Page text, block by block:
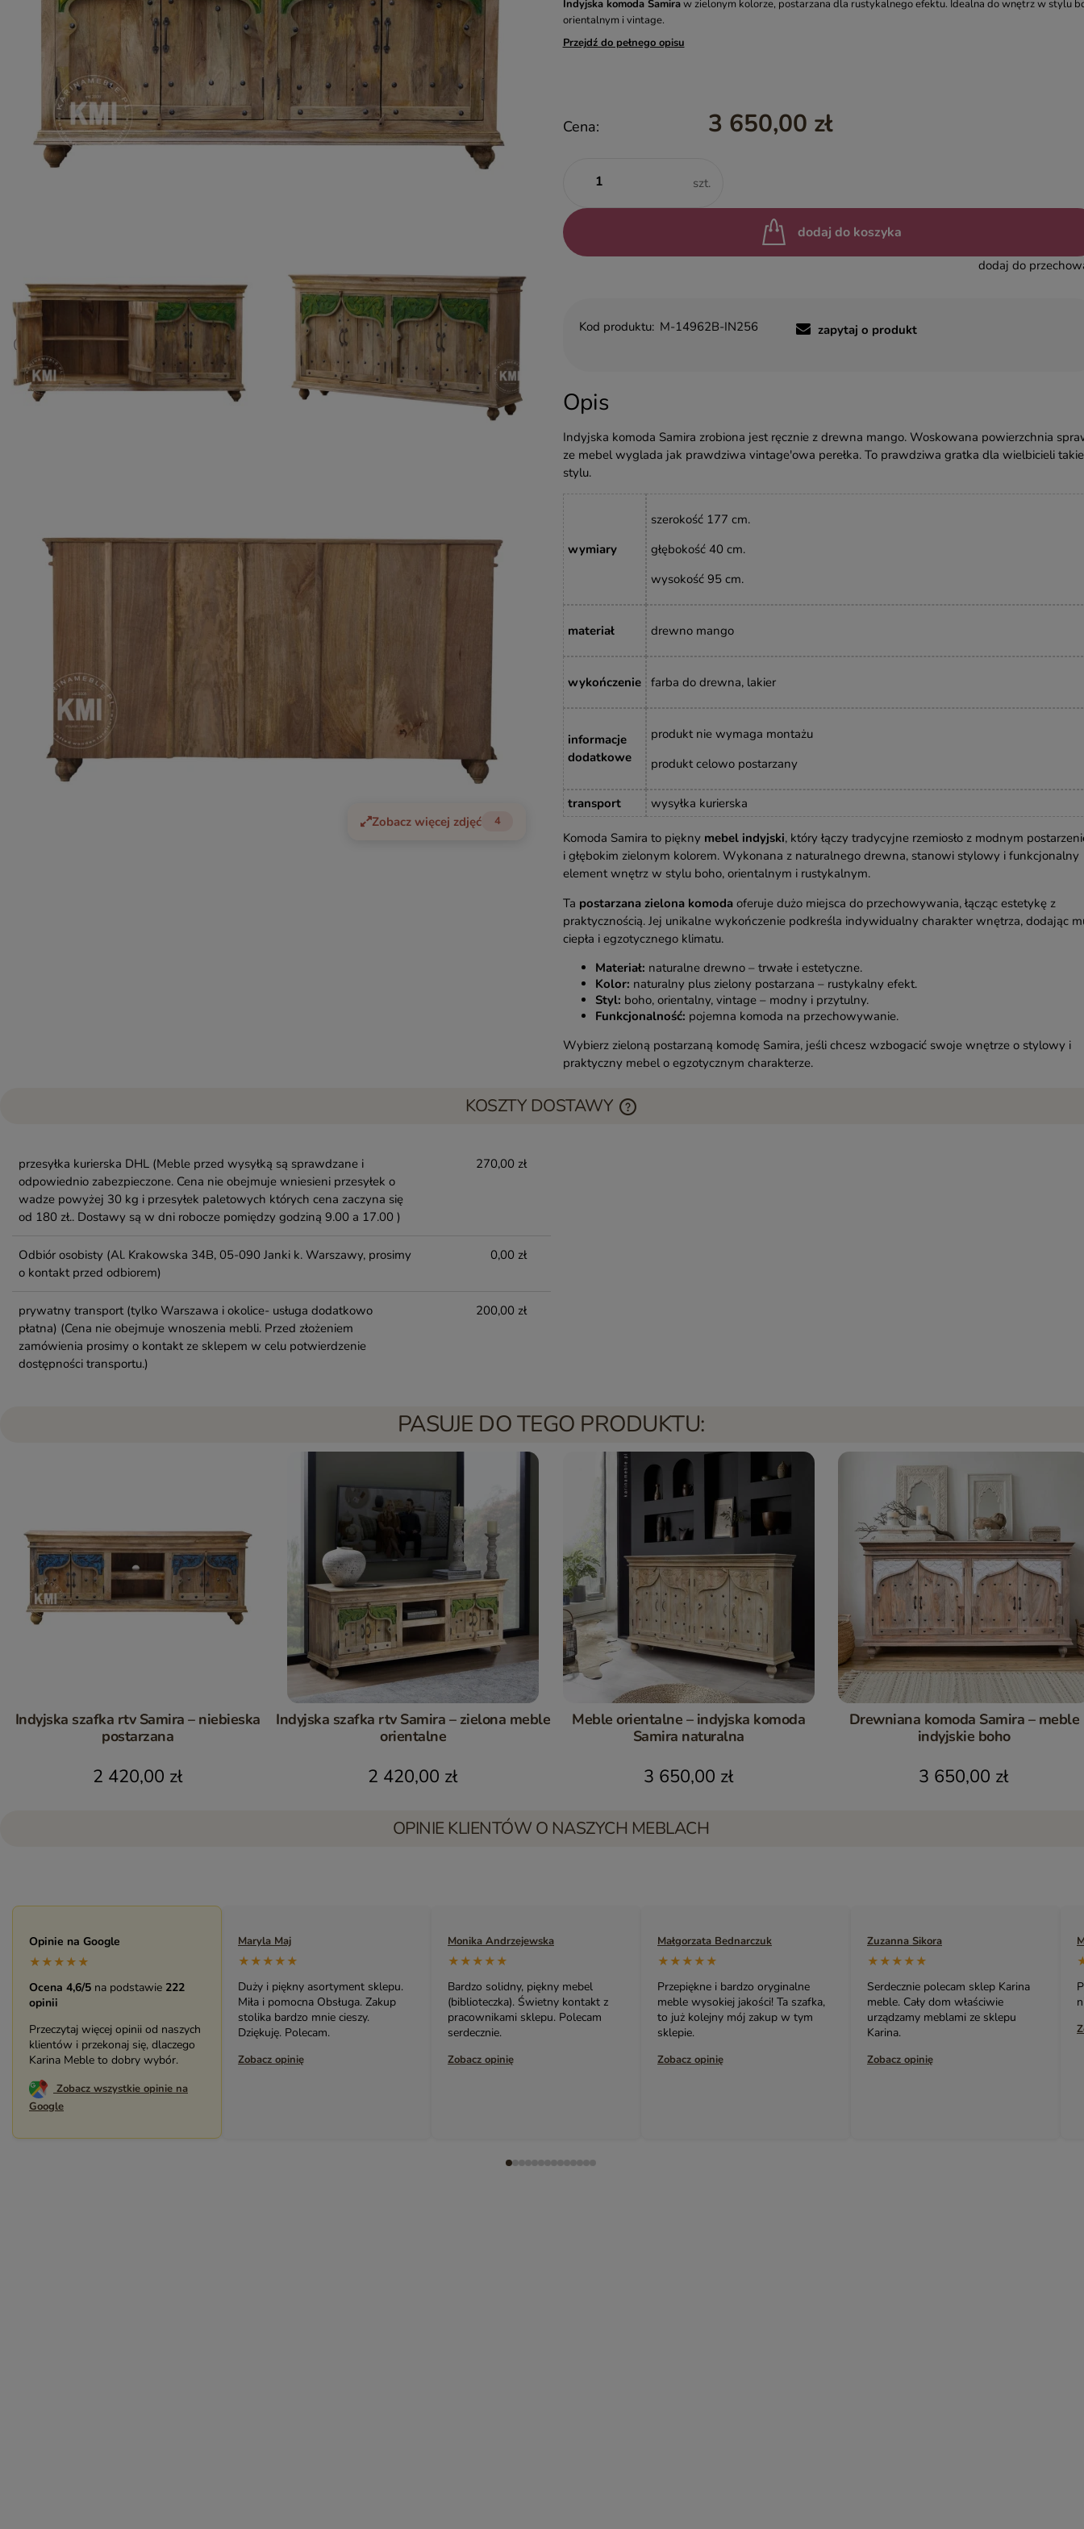
ROMA – MEBLE LOFTOWE MANGO I METAL
WESTPORT – LOFTOWE MEBLE VINTAGE
RIVERSIDE – POSTARZONE MEBLE LOFTOWE DREWNIANE
MILO – NOWOCZESNE MEBLE INDYJSKIE Z DREWNA MANGO
Zobacz więcej zdjęć 4
Indyjska komoda Samiraw zielonym kolorze, postarzana dla rustykalnego efektu. Idealna do wnętrz w stylu
orientalnym i vintage.
Przejdź do pełnego opisu
Cena: 3 650,00 zł
szt.
dodaj do koszyka
dodaj do
Kod produktu: M-14962B-IN256 zapytaj o produkt
Opis
Indyjska komoda Samira zrobiona jest ręcznie z drewna mango. Woskowana powierzchnia
ze mebel wyglada jak prawdziwa vintage'owa perełka. To prawdziwa gratka dla wielbicieli
stylu.
wymiary
szerokość 177 cm.
głębokość 40 cm.
wysokość 95 cm.
materiał drewno mango
wykończenie farba do drewna, lakier
informacje
dodatkowe
produkt nie wymaga montażu
produkt celowo postarzany
transport wysyłka kurierska
Komoda Samira to piękny mebel indyjski, który łączy tradycyjne rzemiosło z modnym
i głębokim zielonym kolorem. Wykonana z naturalnego drewna, stanowi stylowy i funkcjonalny
element wnętrz w stylu boho, orientalnym i rustykalnym.
Ta postarzana zielona komodaoferuje dużo miejsca do przechowywania, łącząc estetykę z
praktycznością. Jej unikalne wykończenie podkreśla indywidualny charakter wnętrza, dodając
ciepła i egzotycznego klimatu.
Materiał: naturalne drewno – trwałe i estetyczne.
Kolor: naturalny plus zielony postarzana – rustykalny efekt.
Styl: boho, orientalny, vintage – modny i przytulny.
Funkcjonalność: pojemna komoda na przechowywanie.
Wybierz zieloną postarzaną komodę Samira, jeśli chcesz wzbogacić swoje wnętrze o stylowy i
praktyczny mebel o egzotycznym charakterze.
KOSZTY DOSTAWY
przesyłka kurierska DHL(Meble przed wysyłką są sprawdzane i
odpowiednio zabezpieczone. Cena nie obejmuje wniesieni przesyłek o
wadze powyżej 30 kg i przesyłek paletowych których cena zaczyna się
od 180 zł.. Dostawy są w dni robocze pomiędzy godziną 9.00 a 17.00 )
270,00 zł
Odbiór osobisty(Al. Krakowska 34B, 05-090 Janki k. Warszawy, prosimy
o kontakt przed odbiorem)
0,00 zł
prywatny transport (tylko Warszawa i okolice- usługa dodatkowo
płatna) (Cena nie obejmuje wnoszenia mebli. Przed złożeniem
zamówienia prosimy o kontakt ze sklepem w celu potwierdzenie
dostępności transportu.)
200,00 zł
PASUJE DO TEGO PRODUKTU:
Indyjska szafka rtv Samira – niebieska
postarzana
2 420,00 zł
Indyjska szafka rtv Samira – zielona meble
orientalne
2 420,00 zł
Meble orientalne – indyjska komoda
Samira naturalna
3 650,00 zł
Drewniana komoda Samira – meble
indyjskie boho
3 650,00 zł
OPINIE KLIENTÓW O NASZYCH MEBLACH
Opinie na Google
★★★★★
Ocena 4,6/5 na podstawie 222
opinii
Przeczytaj więcej opinii od naszych
klientów i przekonaj się, dlaczego
Karina Meble to dobry wybór.
Zobacz wszystkie opinie na
Google
Maryla Maj
★★★★★
Duży i piękny asortyment sklepu.
Miła i pomocna Obsługa. Zakup
Dziękuję. Polecam.
Zobacz opinię
Monika Andrzejewska
★★★★★
Bardzo solidny, piękny mebel
(biblioteczka). Świetny kontakt z
pracownikami sklepu. Polecam
serdecznie.
Zobacz opinię
Małgorzata Bednarczuk
★★★★★
Przepiękne i bardzo oryginalne
meble wysokiej jakości! Ta szafka,
to już kolejny mój zakup w tym
sklepie.
Zobacz opinię
Zuzanna Sikora
★★★★★
Serdecznie polecam sklep Karina
meble. Cały dom właściwie
urządzamy meblami ze sklepu
Karina.
Zobacz opinię
Marek Naruszewicz
★★★★★
Polecam. Bardzo oryginalne i
niedrogie meble i nie tylko 👍👍👍
Zobacz opinię